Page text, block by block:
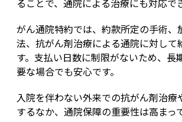
ることで、通院による治療にも対応で
がん通院特約では、約款所定の手術、
法、抗がん剤治療による通院に対して
す。支払い日数に制限がないため、長
要な場合でも安心です。
入院を伴わない外来での抗がん剤治療
するなか、通院保障の重要性は高まっ